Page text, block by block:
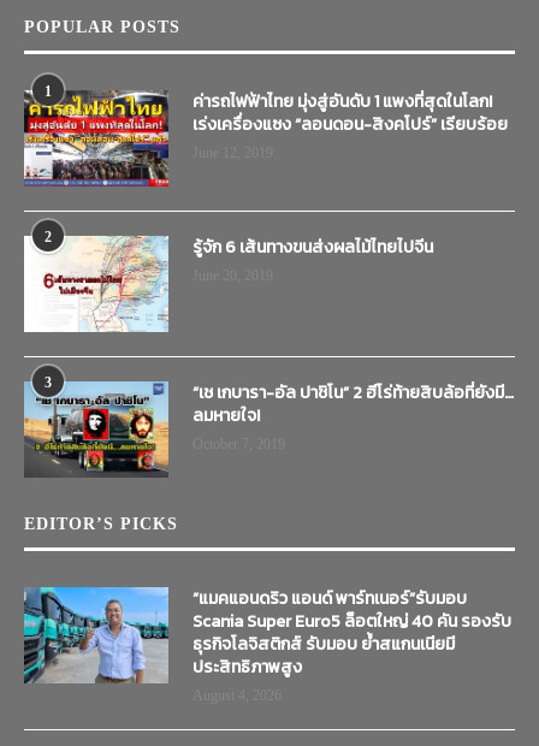
POPULAR POSTS
1
ค่ารถไฟฟ้าไทย มุ่งสู่อันดับ 1 แพงที่สุดในโลก!
เร่งเครื่องแซง “ลอนดอน-สิงคโปร์” เรียบร้อย
2 รู้จัก 6 เส้นทางขนส่งผลไม้ไทยไปจีน
3
“เช เกบารา-อัล ปาชิโน” 2 ฮีโร่ท้ายสิบล้อที่ยังมี…
ลมหายใจ!
EDITOR’S PICKS
“แมคแอนดริว แอนด์ พาร์ทเนอร์”รับมอบ
Scania Super Euro5 ล็อตใหญ่ 40 คัน รองรับ
ธุรกิจโลจิสติกส์ รับมอบ ย้ำสแกนเนียมี
ประสิทธิภาพสูง